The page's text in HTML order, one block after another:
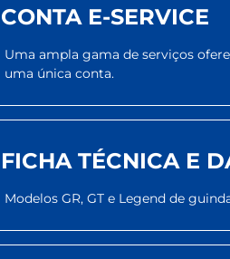
CONTA E-SERVICE
Uma ampla gama de serviços
uma única conta.
FICHA TÉCNICA E
Modelos GR, GT e Legend de